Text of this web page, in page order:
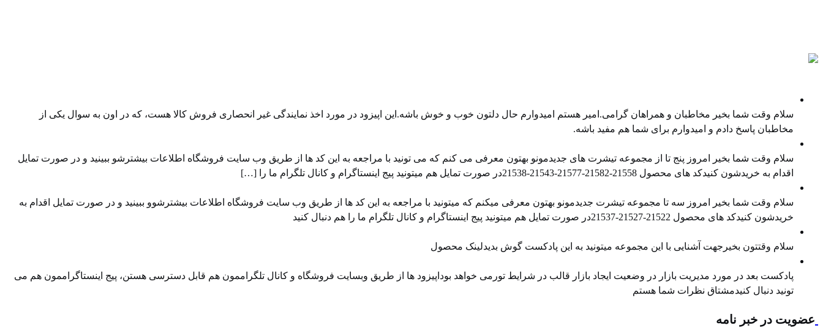
سلام وقت شما بخیر مخاطبان و همراهان گرامی.امیر هستم امیدوارم حال دلتون خوب و خوش باشه.این اپیزود در مورد اخذ نمایندگی غیر انحصاری فروش کالا هست، که در اون به سوال یکی از
مخاطبان پاسخ دادم و امیدوارم برای شما هم مفید باشه.
سلام وقت شما بخیر امروز پنج تا از مجموعه تیشرت های جدیدمونو بهتون معرفی می کنم که می تونید با مراجعه به این کد ها از طریق وب سایت ⁠فروشگاه ⁠اطلاعات بیشترشو ببینید و در صورت تمایل
اقدام به خریدشون کنیدکد های محصول ⁠21558-21582-21577⁠-⁠21543⁠-⁠21538⁠در صورت تمایل هم میتونید ⁠پیج اینستاگرام⁠ و ⁠کانال تلگرام⁠ ما را […]
سلام وقت شما بخیر امروز سه تا مجموعه تیشرت جدیدمونو بهتون معرفی میکنم که میتونید با مراجعه به این کد ها از طریق وب سایت فروشگاه اطلاعات بیشترشوو ببینید و در صورت تمایل اقدام به
خریدشون کنیدکد های محصول 21522-21527-21537در صورت تمایل هم میتونید پیج اینستاگرام و کانال تلگرام ما را هم دنبال کنید
سلام وقتتون بخیرجهت آشنایی با این مجموعه میتونید به این پادکست گوش بدیدلینک محصول
پادکست بعد در مورد مدیریت بازار در وضعیت ایجاد بازار قالب در شرایط تورمی خواهد بوداپیزود ها از طریق ⁠⁠وبسایت فروشگاه⁠⁠ و ⁠⁠کانال تلگراممون⁠⁠ هم قابل دسترسی هستن، ⁠⁠پیج اینستاگراممون⁠⁠ هم می
تونید دنبال کنیدمشتاق نظرات شما هستم
عضویت در خبر نامه